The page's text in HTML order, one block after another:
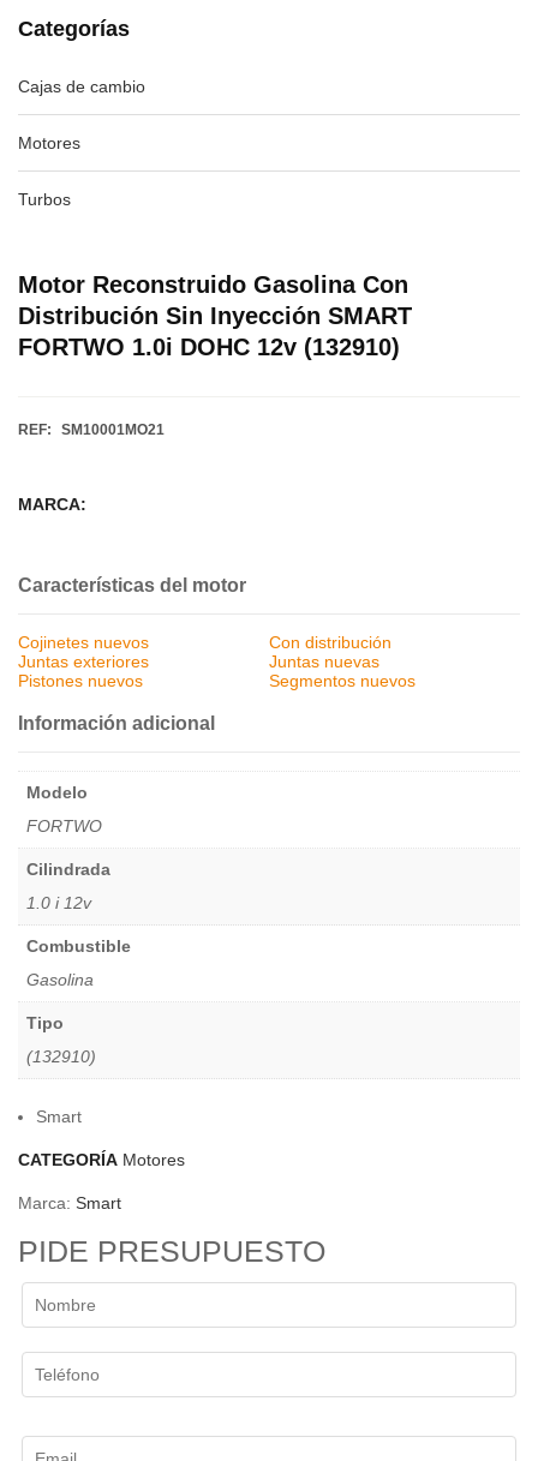
Categorías
Cajas de cambio
Motores
Turbos
Motor Reconstruido Gasolina Con
Distribución Sin Inyección SMART
FORTWO 1.0i DOHC 12v (132910)
REF: SM10001MO21
MARCA:
Características del motor
Cojinetes nuevos
Con distribución
Juntas exteriores
Juntas nuevas
Pistones nuevos
Segmentos nuevos
Información adicional
Modelo
FORTWO
Cilindrada
1.0 i 12v
Combustible
Gasolina
Tipo
(132910)
Smart
CATEGORÍA Motores
Marca: Smart
PIDE PRESUPUESTO